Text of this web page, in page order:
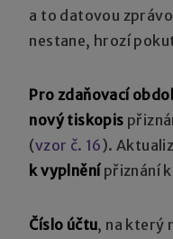
a to datovou
nestane, hrozí
Pro zdaňovací
nový tiskopis
(vzor č. 16).
k vyplněnípřiznání k
Číslo účtu, na který